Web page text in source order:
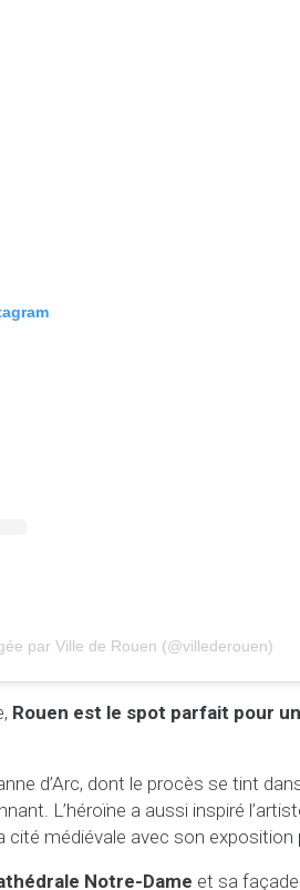
par Ville de Rouen (@villederouen)
Rouen est le spot parfait pour
d’Arc, dont le procès se tint
L’héroïne a aussi inspiré
médiévale avec son exposition
Notre-Dame et sa